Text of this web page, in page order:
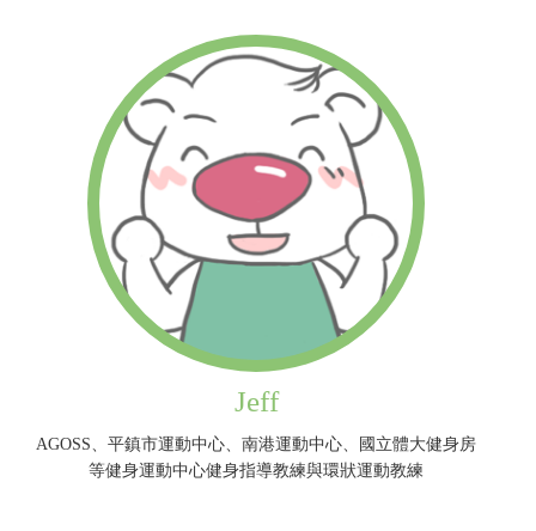
Jeff
AGOSS、平鎮市運動中心、南港運動中心、國立體大健身房
等健身運動中心健身指導教練與環狀運動教練